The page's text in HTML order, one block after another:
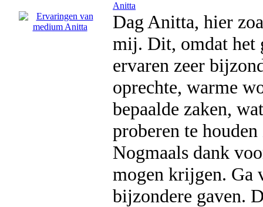
Anitta
Dag Anitta, hier
mij. Dit, omdat het
ervaren zeer
oprechte, warme
bepaalde zaken,
proberen te
Nogmaals dank
mogen krijgen. Ga
bijzondere gaven.